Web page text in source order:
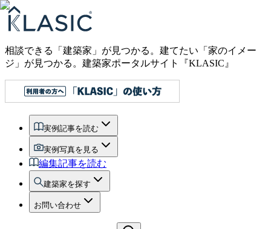
相談できる「建築家」が見つかる。建てたい「家のイメー
ジ」が見つかる。 建築家ポータルサイト『KLASIC』
実例記事を読む
実例写真を見る
編集記事を読む
建築家を探す
お問い合わせ